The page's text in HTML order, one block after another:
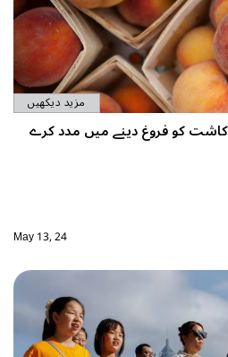
مزید دیکھیں
کو فروغ دینے میں مدد کرے
May 13, 24